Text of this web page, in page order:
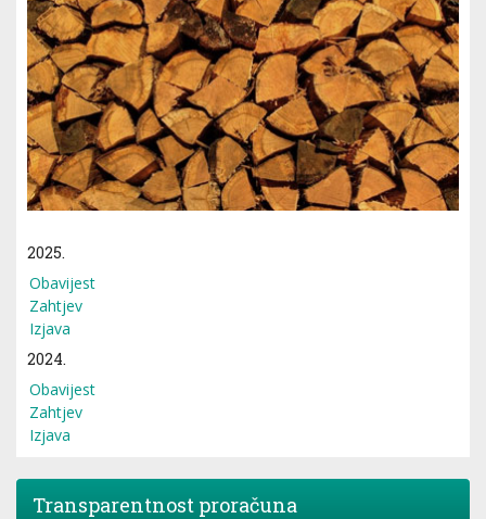
2025.
Obavijest
Zahtjev
Izjava
2024.
Obavijest
Zahtjev
Izjava
Transparentnost proračuna